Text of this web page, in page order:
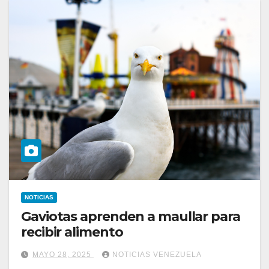
NOTICIAS
Gaviotas aprenden a maullar para
recibir alimento
MAYO 28, 2025 NOTICIAS VENEZUELA